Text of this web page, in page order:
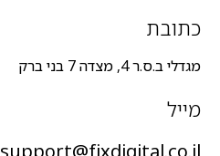
כתובת
מגדלי ב.ס.ר 4, מצדה 7 בני ברק
מייל
support@fixdigital.co.il